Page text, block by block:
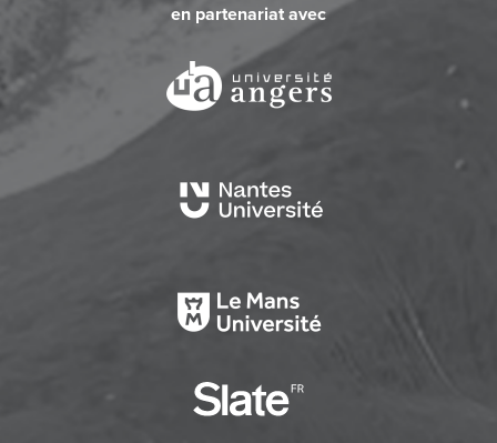
en partenariat avec